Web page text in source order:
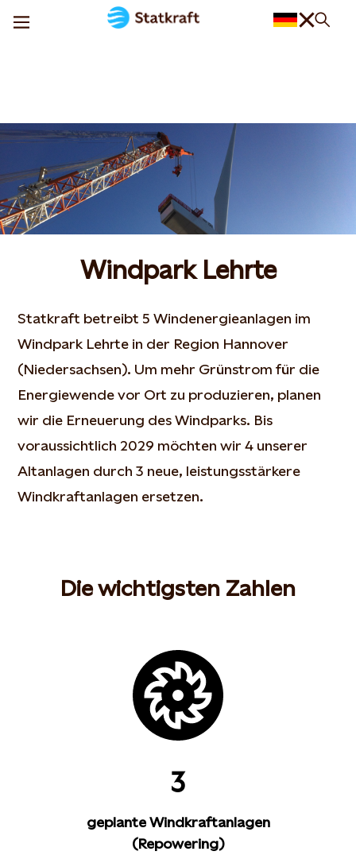
Windpark Lehrte
Statkraft betreibt 5 Windenergieanlagen im
Windpark Lehrte in der Region Hannover
(Niedersachsen). Um mehr Grünstrom für die
Energiewende vor Ort zu produzieren, planen
wir die Erneuerung des Windparks. Bis
voraussichtlich 2029 möchten wir 4 unserer
Altanlagen durch 3 neue, leistungsstärkere
Windkraftanlagen ersetzen.
Die wichtigsten Zahlen
3
geplante Windkraftanlagen
(Repowering)